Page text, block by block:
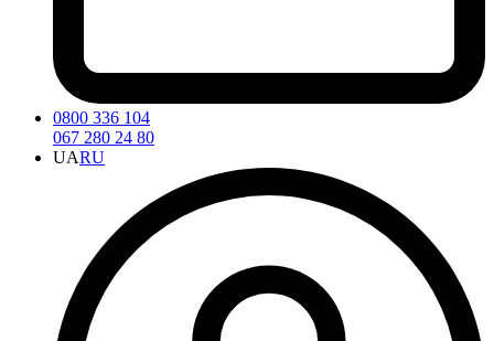
0800 336 104
067 280 24 80
UARU